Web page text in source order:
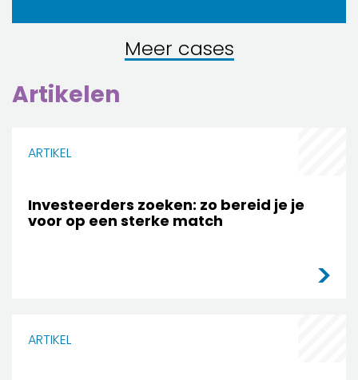
Meer cases
Artikelen
ARTIKEL
Investeerders zoeken: zo bereid je je
voor op een sterke match
ARTIKEL